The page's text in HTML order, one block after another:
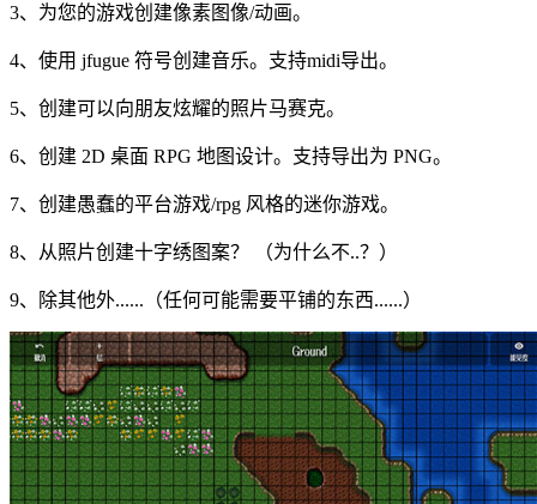
3、为您的游戏创建像素图像/动画。
4、使用 jfugue 符号创建音乐。支持midi导出。
5、创建可以向朋友炫耀的照片马赛克。
6、创建 2D 桌面 RPG 地图设计。支持导出为 PNG。
7、创建愚蠢的平台游戏/rpg 风格的迷你游戏。
8、从照片创建十字绣图案？ （为什么不..？）
9、除其他外......（任何可能需要平铺的东西......）